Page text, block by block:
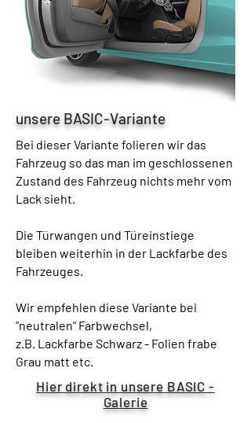
unsere BASIC-Variante
Bei dieser Variante folieren wir das
Fahrzeug so das man im geschlossenen
Zustand des Fahrzeug nichts mehr vom
Lack sieht.
Die Türwangen und Türeinstiege
bleiben weiterhin in der Lackfarbe des
Fahrzeuges.
Wir empfehlen diese Variante bei
"neutralen" Farbwechsel,
z.B. Lackfarbe Schwarz - Folien frabe
Grau matt etc.
Hier direkt in unsere BASIC -
Galerie